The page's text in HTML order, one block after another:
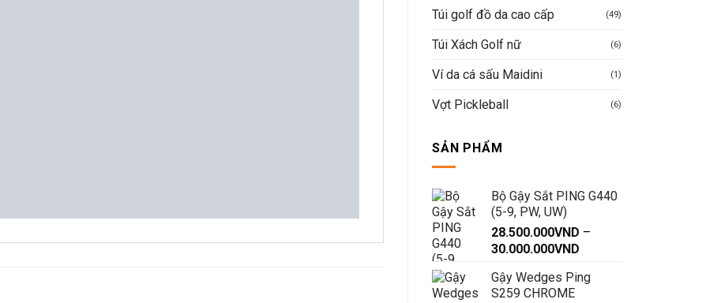
Túi golf đồ da cao cấp (49)
Túi Xách Golf nữ (6)
Ví da cá sấu Maidini (1)
Vợt Pickleball (6)
SẢN PHẨM
Bộ Gậy Sắt PING G440
(5-9, PW, UW)
28.500.000VND –
30.000.000VND
từ
Gậy Wedges Ping
S259 CHROME